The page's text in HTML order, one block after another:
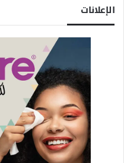
الإعلانات